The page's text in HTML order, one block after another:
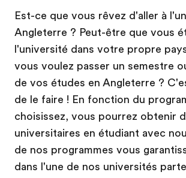
Est-ce que vous rêvez d'aller à
Angleterre ? Peut-être que vous
l'université dans votre propre
vous voulez passer un semestre
de vos études en Angleterre ?
de le faire ! En fonction du
choisissez, vous pourrez obtenir
universitaires en étudiant avec
de nos programmes vous
dans l'une de nos universités